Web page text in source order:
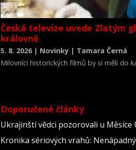
Česká televize uvede Zlatým
královně
5. 8. 2026 | Novinky | Tamara Černá
Milovníci historických filmů by si měli do
Doporučené články
Ukrajinští vědci pozorovali u Měsíce
Kronika sériových vrahů: